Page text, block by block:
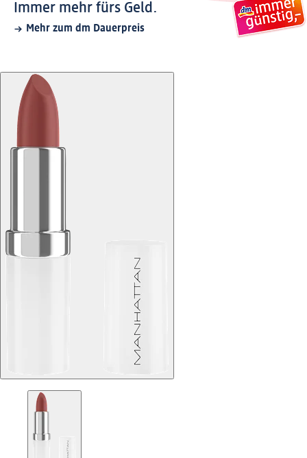
Immer mehr fürs Geld.
Mehr zum dm Dauerpreis